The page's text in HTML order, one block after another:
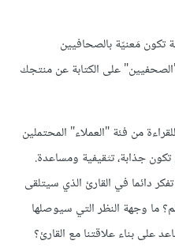
تكون مَعنيّة بالصحافيين
على الكتابة عن منتجك
من فئة "العملاء" المحتملين
تكون جذابة، تثقيفية ومساعدة.
دائما في القارئ الذي سيتلقى
ما وجهة النظر التي سيوصلها
بناء علاقتنا مع القارئ؟